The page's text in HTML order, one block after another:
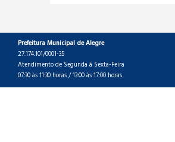
Prefeitura Municipal de Alegre
27.174.101/0001-35
Atendimento de Segunda à Sexta-Feira
07:30 às 11:30 horas / 13:00 às 17:00 horas